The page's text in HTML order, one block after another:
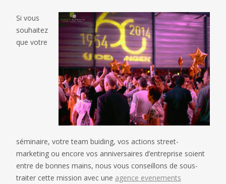
Si vous
souhaitez
que votre
séminaire, votre team buiding, vos actions street-
marketing ou encore vos anniversaires d’entreprise soient
entre de bonnes mains, nous vous conseillons de sous-
traiter cette mission avec une agence evenements